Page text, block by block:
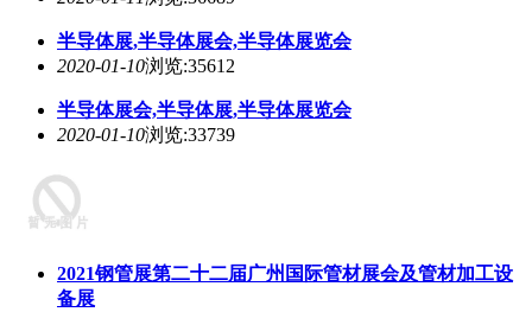
半导体展,半导体展会,半导体展览会
2020-01-10浏览:35612
半导体展会,半导体展,半导体展览会
2020-01-10浏览:33739
2021钢管展第二十二届广州国际管材展会及管材加工设
备展